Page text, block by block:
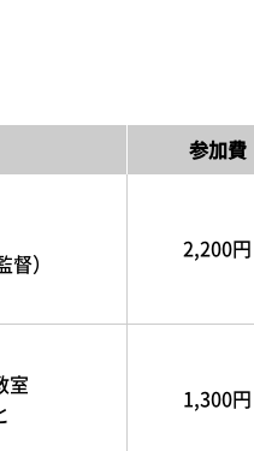
参加費
）
2,200円
室
1,300円